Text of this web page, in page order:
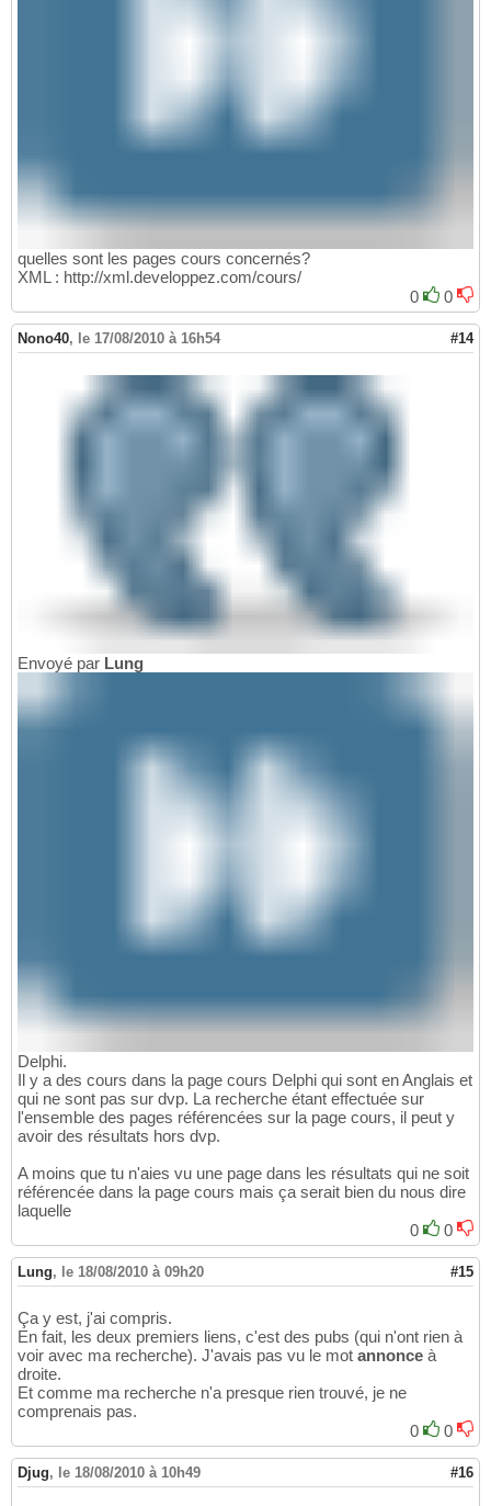
quelles sont les pages cours concernés?
XML : http://xml.developpez.com/cours/
0
0
Nono40, le 17/08/2010 à 16h54 #14
Envoyé par Lung
Delphi.
Il y a des cours dans la page cours Delphi qui sont en Anglais et
qui ne sont pas sur dvp. La recherche étant effectuée sur
l'ensemble des pages référencées sur la page cours, il peut y
avoir des résultats hors dvp.
A moins que tu n'aies vu une page dans les résultats qui ne soit
référencée dans la page cours mais ça serait bien du nous dire
laquelle
0
0
Lung, le 18/08/2010 à 09h20 #15
Ça y est, j'ai compris.
En fait, les deux premiers liens, c'est des pubs (qui n'ont rien à
voir avec ma recherche). J'avais pas vu le mot annonce à
droite.
Et comme ma recherche n'a presque rien trouvé, je ne
comprenais pas.
0
0
Djug, le 18/08/2010 à 10h49 #16